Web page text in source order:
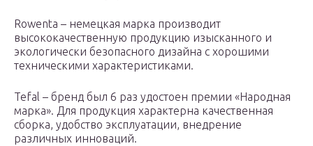
Rowenta – немецкая марка производит
высококачественную продукцию изысканного и
экологически безопасного дизайна с хорошими
техническими характеристиками.
Tefal – бренд был 6 раз удостоен премии «Народная
марка». Для продукция характерна качественная
сборка, удобство эксплуатации, внедрение
различных инноваций.